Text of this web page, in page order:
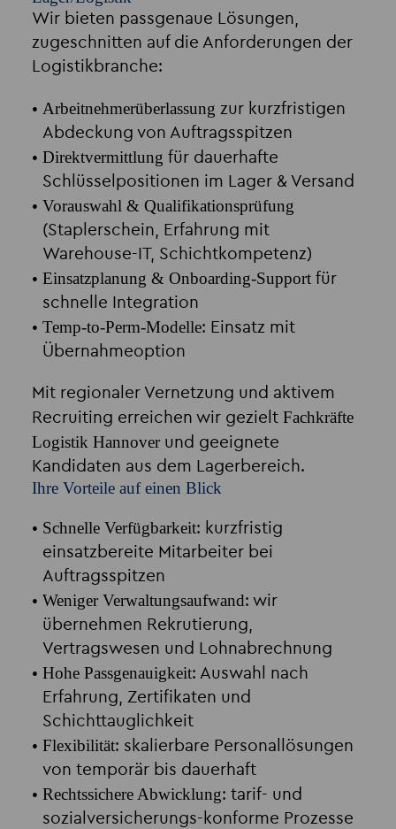
Wir bieten passgenaue Lösungen,
zugeschnitten auf die Anforderungen der
Logistikbranche:
Arbeitnehmerüberlassung zur kurzfristigen
Abdeckung von Auftragsspitzen
Direktvermittlung für dauerhafte
Schlüsselpositionen im Lager & Versand
Vorauswahl & Qualifikationsprüfung
(Staplerschein, Erfahrung mit
Warehouse-IT, Schichtkompetenz)
Einsatzplanung & Onboarding-Supportfür
schnelle Integration
Temp-to-Perm-Modelle: Einsatz mit
Übernahmeoption
Mit regionaler Vernetzung und aktivem
Recruiting erreichen wir gezielt Fachkräfte
Logistik Hannoverund geeignete
Kandidaten aus dem Lagerbereich.
Ihre Vorteile auf einen Blick
Schnelle Verfügbarkeit: kurzfristig
einsatzbereite Mitarbeiter bei
Auftragsspitzen
Weniger Verwaltungsaufwand: wir
übernehmen Rekrutierung,
Vertragswesen und Lohnabrechnung
Hohe Passgenauigkeit: Auswahl nach
Erfahrung, Zertifikaten und
Schichttauglichkeit
Flexibilität: skalierbare Personallösungen
von temporär bis dauerhaft
Rechtssichere Abwicklung: tarif- und
sozialversicherungs-konforme Prozesse